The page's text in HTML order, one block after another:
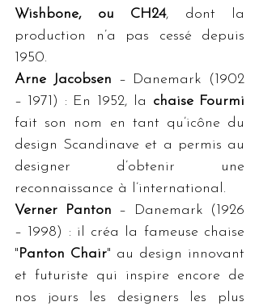
Wishbone, ou CH24, dont la
production n’a pas cessé depuis
1950.
Arne Jacobsen – Danemark (1902
– 1971) : En 1952, la chaise Fourmi
fait son nom en tant qu’icône du
design Scandinave et a permis au
designer d’obtenir une
reconnaissance à l’international.
Verner Panton – Danemark (1926
– 1998) : il créa la fameuse chaise
"Panton Chair" au design innovant
et futuriste qui inspire encore de
nos jours les designers les plus